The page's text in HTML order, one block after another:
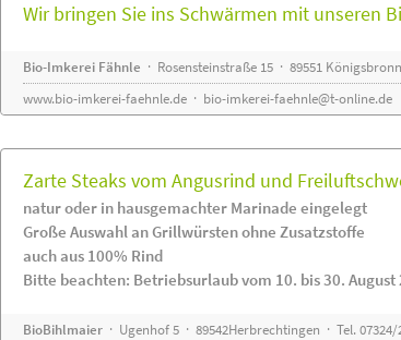
Wir bringen Sie ins Schwärmen mit unseren
Bio-Imkerei Fähnle · Rosensteinstraße 15 · 89551
www.bio-imkerei-faehnle.de· bio-imkerei-faehnle@t-online.de
Zarte Steaks vom Angusrind und
natur oder in hausgemachter Marinade eingelegt
Große Auswahl an Grillwürsten ohne Zusatzstoffe
auch aus 100% Rind
Bitte beachten: Betriebsurlaub vom 10. bis 30. August
BioBihlmaier· Ugenhof 5 · 89542Herbrechtingen · Tel. 07324/